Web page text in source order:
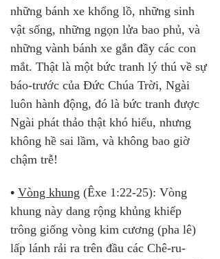
những bánh xe khổng lồ, những sinh
vật sống, những ngọn lửa bao phủ, và
những vành bánh xe gắn đầy các con
mắt. Thật là một bức tranh lý thú về sự
báo-trước của Đức Chúa Trời, Ngài
luôn hành động, đó là bức tranh được
Ngài phát thảo thật khó hiểu, nhưng
không hề sai lầm, và không bao giờ
chậm trễ!
• Vòng khung (Êxe 1:22-25): Vòng
khung này dang rộng khủng khiếp
trông giống vòng kim cương (pha lê)
lấp lánh rải ra trên đầu các Chê-ru-